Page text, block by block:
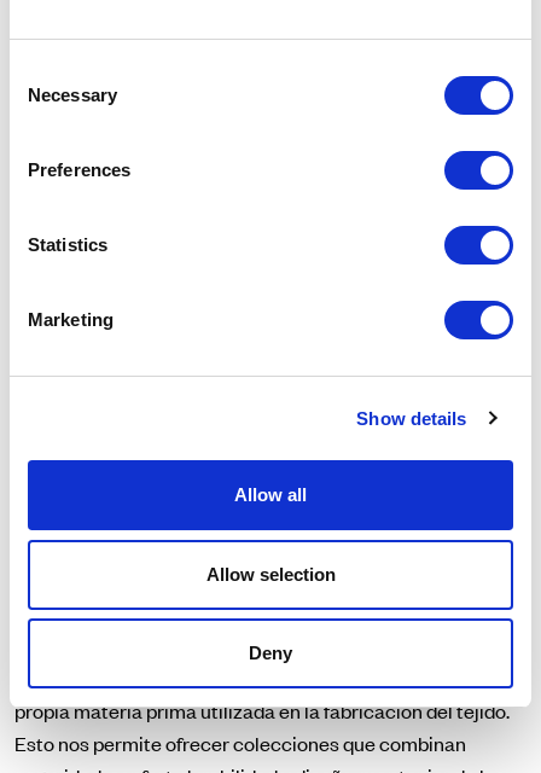
Selection
Necessary
Preferences
Statistics
Marketing
Show details
Allow all
Allow selection
Deny
¿Qué ventajas ofrecen los tejidos FR para hospitality y
Además de contribuir al cumplimiento normativo, los
tejidos FR actuales permiten combinar prestaciones
técnicas y diseño. Entre sus principales ventajas destacan:
Mayor seguridad en espacios públicos.
Amplia variedad de colores y texturas.
Durabilidad para aplicaciones intensivas.
Soluciones adecuadas para hoteles, oficinas,
restaurantes y zonas comunes.
En Crevin desarrollamos tejidos FR para tapicería contract
propia materia prima utilizada en la fabricación del tejido.
Esto nos permite ofrecer colecciones que combinan